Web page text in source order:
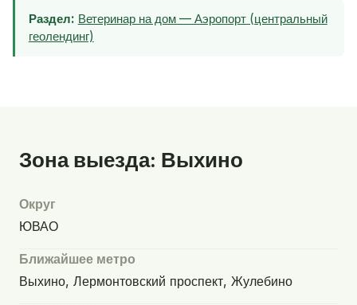
Раздел: Ветеринар на дом — Аэропорт (центральный
геолендинг)
Зона выезда: Выхино
Округ
ЮВАО
Ближайшее метро
Выхино, Лермонтовский проспект, Жулебино